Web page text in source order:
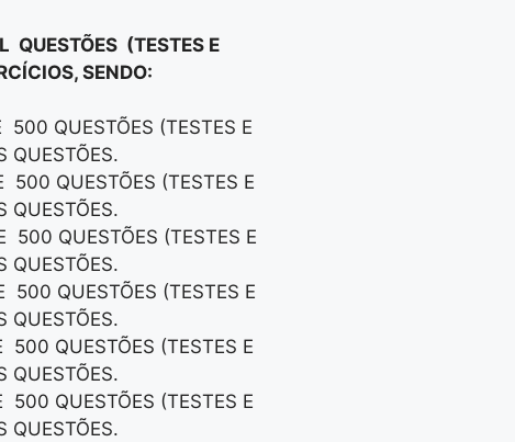
QUESTÕES (TESTES E
SENDO:
500 QUESTÕES (TESTES E
QUESTÕES.
500 QUESTÕES (TESTES E
QUESTÕES.
500 QUESTÕES (TESTES E
QUESTÕES.
500 QUESTÕES (TESTES E
QUESTÕES.
500 QUESTÕES (TESTES E
QUESTÕES.
500 QUESTÕES (TESTES E
QUESTÕES.